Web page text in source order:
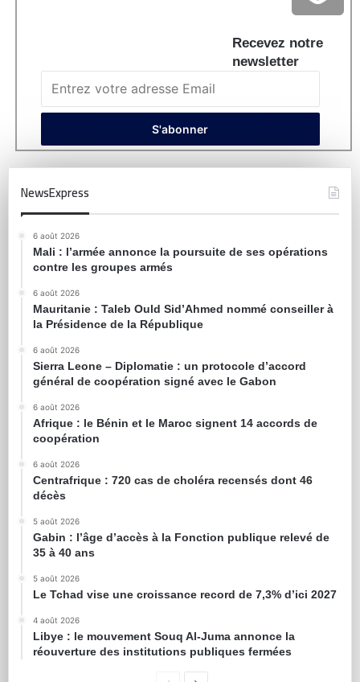
Recevez notre
newsletter
NewsExpress
6 août 2026
Mali : l’armée annonce la poursuite de ses opérations
contre les groupes armés
6 août 2026
Mauritanie : Taleb Ould Sid’Ahmed nommé conseiller à
la Présidence de la République
6 août 2026
Sierra Leone – Diplomatie : un protocole d’accord
général de coopération signé avec le Gabon
6 août 2026
Afrique : le Bénin et le Maroc signent 14 accords de
coopération
6 août 2026
Centrafrique : 720 cas de choléra recensés dont 46
décès
5 août 2026
Gabin : l’âge d’accès à la Fonction publique relevé de
35 à 40 ans
5 août 2026
Le Tchad vise une croissance record de 7,3% d’ici 2027
4 août 2026
Libye : le mouvement Souq Al-Juma annonce la
réouverture des institutions publiques fermées